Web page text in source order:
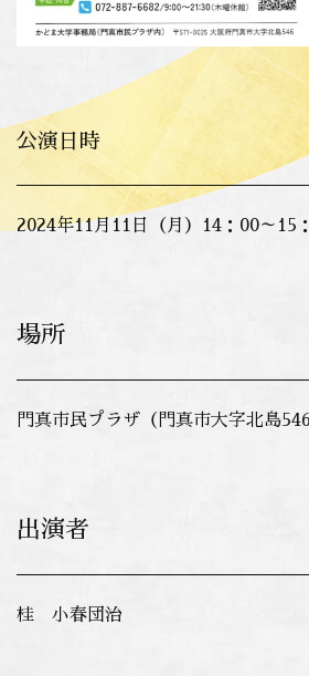
公演日時
2024年11月11日（月）14：00～15
場所
門真市民プラザ（門真市大字北島546
出演者
桂 小春団治